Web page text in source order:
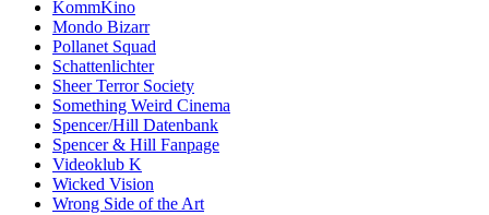
KommKino
Mondo Bizarr
Pollanet Squad
Schattenlichter
Sheer Terror Society
Something Weird Cinema
Spencer/Hill Datenbank
Spencer & Hill Fanpage
Videoklub K
Wicked Vision
Wrong Side of the Art